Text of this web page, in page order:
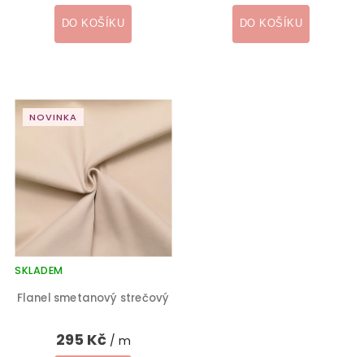
DO KOŠÍKU DO KOŠÍKU
NOVINKA
Flanel smetanový strečový
SKLADEM
295 Kč / m